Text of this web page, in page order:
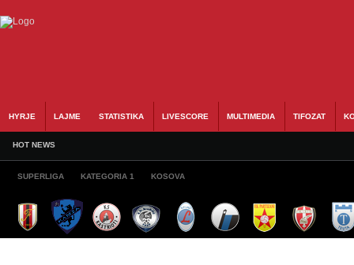
HYRJE LAJME STATISTIKA LIVESCORE MULTIMEDIA TIFOZAT
HOT NEWS
SUPERLIGA KATEGORIA 1 KOSOVA